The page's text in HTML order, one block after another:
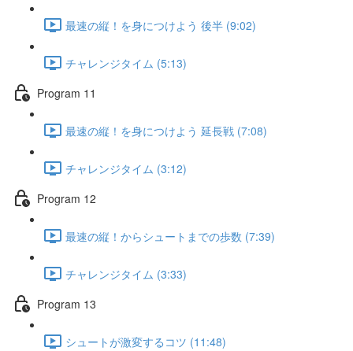
最速の縦！を身につけよう 後半 (9:02)
チャレンジタイム (5:13)
Program 11
最速の縦！を身につけよう 延長戦 (7:08)
チャレンジタイム (3:12)
Program 12
最速の縦！からシュートまでの歩数 (7:39)
チャレンジタイム (3:33)
Program 13
シュートが激変するコツ (11:48)